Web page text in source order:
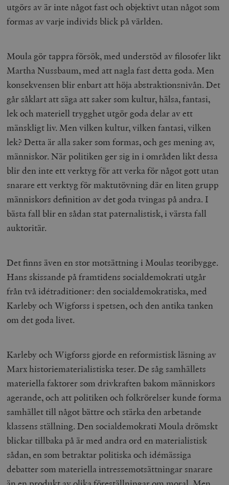
utgörs av är inte något fast och objektivt utan något som
formas av varje individs blick på världen.
Moula gör tappra försök, med understöd av filosofer likt
Martha Nussbaum, med att nagla fast detta goda. Men
konsekvensen blir enbart att höja abstraktionsnivån. Det
går såklart att säga att saker som kultur, hälsa, fantasi,
lek och materiell trygghet utgör goda delar av ett
mänskligt liv. Men vilken kultur, vilken fantasi, vilken
lek? Detta är alla saker som formas, och ges mening av,
människor. När politiken ger sig in i områden likt dessa
blir den inte ett verktyg för att verka för något gott utan
snarare ett verktyg för maktutövning där en liten grupp
människors definition av det goda tvingas på andra. I
bästa fall blir en sådan stat paternalistisk, i värsta fall
auktoritär.
Det finns även en stor motsättning i Moulas teoribygge.
Hans skissande på framtidens socialdemokrati utgår
från två idétraditioner: den socialdemokratiska, med
Karleby och Wigforss i spetsen, och den antika tanken
om det goda livet.
Karleby och Wigforss gjorde en reformistisk läsning av
Marx historiematerialistiska teser. De såg samhällets
materiella faktorer som drivkraften bakom människors
agerande, och att politiken och folkrörelser kunde forma
samhället till något bättre och stärka den arbetande
klassens ställning. Den socialdemokrati Moula drömskt
blickar tillbaka på är med andra ord en materialistisk
sådan, en som betraktar politiska och idémässiga
debatter som materiella intressemotsättningar snarare